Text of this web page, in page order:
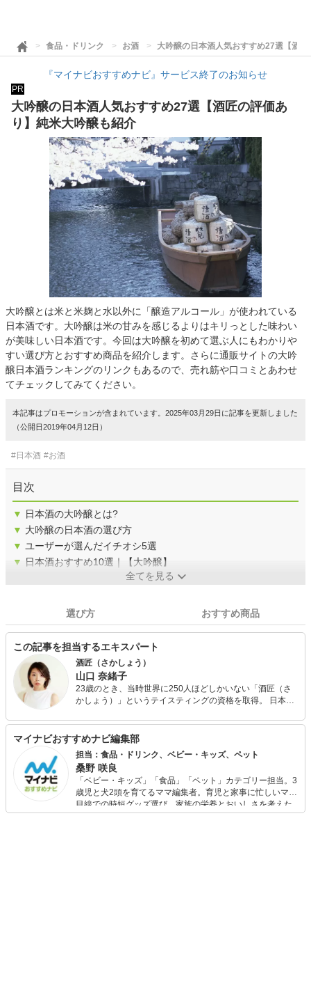
食品・ドリンク お酒 大吟醸の日本酒人気おすすめ27選【酒
『マイナビおすすめナビ』サービス終了のお知らせ
PR
大吟醸の日本酒人気おすすめ27選【酒匠の評価あ
り】純米大吟醸も紹介
大吟醸とは米と米麹と水以外に「醸造アルコール」が使われている
日本酒です。大吟醸は米の甘みを感じるよりはキリっとした味わい
が美味しい日本酒です。今回は大吟醸を初めて選ぶ人にもわかりや
すい選び方とおすすめ商品を紹介します。さらに通販サイトの大吟
醸日本酒ランキングのリンクもあるので、売れ筋や口コミとあわせ
てチェックしてみてください。
本記事はプロモーションが含まれています。2025年03月29日に記事を更新しました
（公開日2019年04月12日）
#日本酒 #お酒
目次
▼ 日本酒の大吟醸とは?
▼ 大吟醸の日本酒の選び方
▼ ユーザーが選んだイチオシ5選
▼ 日本酒おすすめ10選｜【大吟醸】
全てを見る
選び方 おすすめ商品
この記事を担当するエキスパート
酒匠（さかしょう）
山口 奈緒子
23歳のとき、当時世界に250人ほどしかいない「酒匠（さ
かしょう）」というテイスティングの資格を取得。 日本酒
の後、創業メンバーとしてスタートアップにジョイン。 現
在は、カナダにて酒造りとセールスを行っている。日本酒
のプロとして、これまでの経験を生かして日本酒の魅力を
世界に伝えている。
マイナビおすすめナビ編集部
担当：食品・ドリンク、ベビー・キッズ、ペット
桑野 咲良
「ベビー・キッズ」「食品」「ペット」カテゴリー担当。3
歳児と犬2頭を育てるママ編集者。育児と家事に忙しいママ
目線での時短グッズ選び、家族の栄養とおいしさを考えた
食品選び、束の間のリラックスタイムを楽しむためのスイ